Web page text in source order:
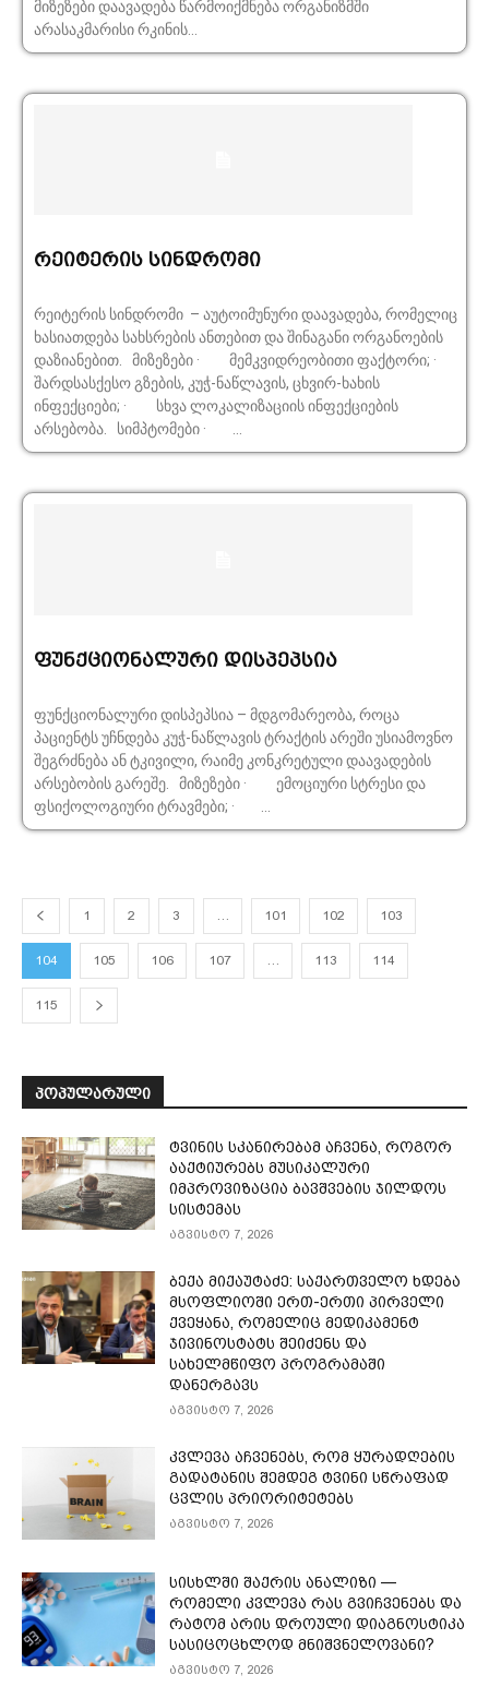
მიზეზები დაავადება წარმოიქმნება ორგანიზმში
არასაკმარისი რკინის...
რეიტერის სინდრომი
რეიტერის სინდრომი – აუტოიმუნური დაავადება, რომელიც
ხასიათდება სახსრების ანთებით და შინაგანი ორგანოების
დაზიანებით. მიზეზები · მემკვიდრეობითი ფაქტორი; ·
შარდსასქესო გზების, კუჭ-ნაწლავის, ცხვირ-ხახის
ინფექციები; · სხვა ლოკალიზაციის ინფექციების
არსებობა. სიმპტომები · ...
ფუნქციონალური დისპეპსია
ფუნქციონალური დისპეპსია – მდგომარეობა, როცა
პაციენტს უჩნდება კუჭ-ნაწლავის ტრაქტის არეში უსიამოვნო
შეგრძნება ან ტკივილი, რაიმე კონკრეტული დაავადების
არსებობის გარეშე. მიზეზები · ემოციური სტრესი და
ფსიქოლოგიური ტრავმები; · ...
1 2 3 101 102 103
104 105 106 107 113 114
115
ᲞᲝᲞᲣᲚᲐᲠᲣᲚᲘ
ტვინის სკანირებამ აჩვენა, როგორ
ააქტიურებს მუსიკალური
იმპროვიზაცია ბავშვების ჯილდოს
სისტემას
აგვისტო 7, 2026
ბექა მიქაუტაძე: საქართველო ხდება
მსოფლიოში ერთ-ერთი პირველი
ქვეყანა, რომელიც მედიკამენტ
ჯივინოსტატს შეიძენს და
სახელმწიფო პროგრამაში
დანერგავს
აგვისტო 7, 2026
კვლევა აჩვენებს, რომ ყურადღების
გადატანის შემდეგ ტვინი სწრაფად
ცვლის პრიორიტეტებს
აგვისტო 7, 2026
სისხლში შაქრის ანალიზი —
რომელი კვლევა რას გვიჩვენებს და
რატომ არის დროული დიაგნოსტიკა
სასიცოცხლოდ მნიშვნელოვანი?
აგვისტო 7, 2026